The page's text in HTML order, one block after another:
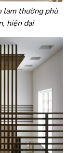
lam thường phù
hiện đại